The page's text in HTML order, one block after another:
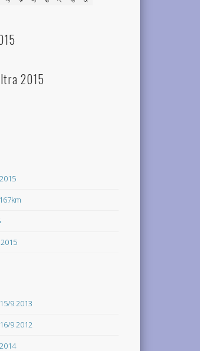
2015
9 2013
9 2012